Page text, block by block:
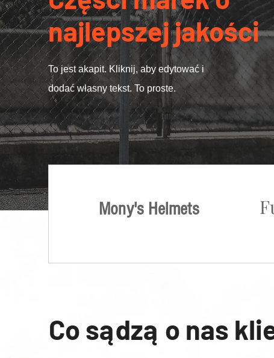
Co sądzą o nas
najlepszej jakości
To jest akapit. Kliknij, aby edytować i
dodać własny tekst. To proste.
Mony's Helmets